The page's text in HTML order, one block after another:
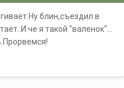
блин,съездил в
че я такой "валенок"...